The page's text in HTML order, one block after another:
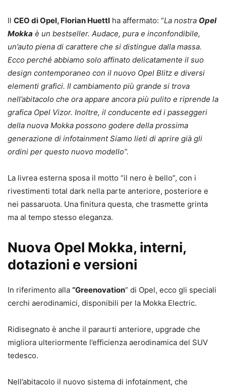
Il CEO di Opel, Florian Huettl ha affermato: “La nostra Opel
Mokka è un bestseller. Audace, pura e inconfondibile,
un’auto piena di carattere che si distingue dalla massa.
Ecco perché abbiamo solo affinato delicatamente il suo
design contemporaneo con il nuovo Opel Blitz e diversi
elementi grafici. Il cambiamento più grande si trova
nell’abitacolo che ora appare ancora più pulito e riprende la
grafica Opel Vizor. Inoltre, il conducente ed i passeggeri
della nuova Mokka possono godere della prossima
generazione di infotainment Siamo lieti di aprire già gli
ordini per questo nuovo modello”.
La livrea esterna sposa il motto “il nero è bello”, con i
rivestimenti total dark nella parte anteriore, posteriore e
nei passaruota. Una finitura questa, che trasmette grinta
ma al tempo stesso eleganza.
Nuova Opel Mokka, interni,
dotazioni e versioni
In riferimento alla “Greenovation” di Opel, ecco gli speciali
cerchi aerodinamici, disponibili per la Mokka Electric.
Ridisegnato è anche il paraurti anteriore, upgrade che
migliora ulteriormente l’efficienza aerodinamica del SUV
tedesco.
Nell’abitacolo il nuovo sistema di infotainment, che